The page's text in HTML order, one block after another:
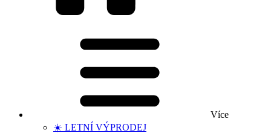
Více
☀️ LETNÍ VÝPRODEJ